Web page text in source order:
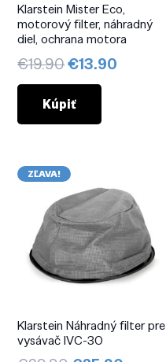
Klarstein Mister Eco,
motorový filter, náhradný
diel, ochrana motora
€19.90Pôvodná
cena
bola:
€19.90.
€13.90
Kúpiť
ZĽAVA!
Klarstein Náhradný filter pre
vysávač IVC-30